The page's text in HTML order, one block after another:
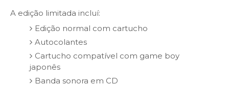
A edição limitada incluí:
Edição normal com cartucho
Autocolantes
Cartucho compatível com game boy
japonês
Banda sonora em CD